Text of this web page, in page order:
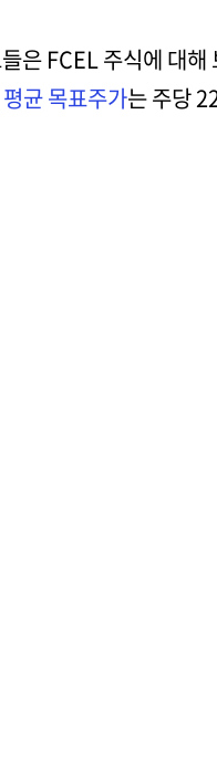
은 FCEL 주식에 대
균 목표주가는 주당